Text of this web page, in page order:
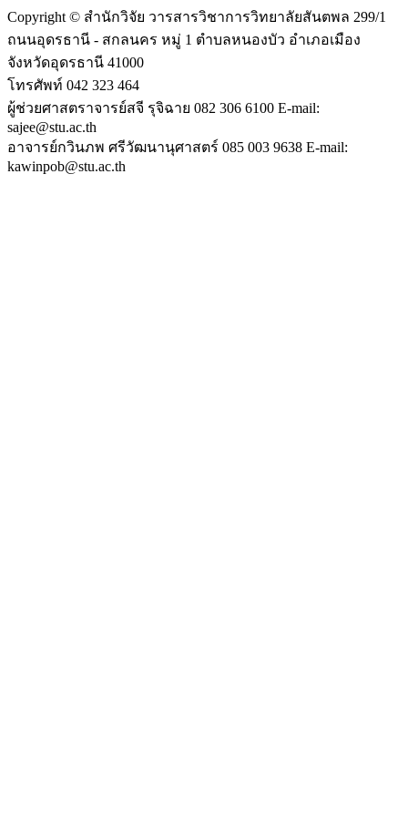
Copyright © สำนักวิจัย วารสารวิชาการวิทยาลัยสันตพล 299/1
ถนนอุดรธานี - สกลนคร หมู่ 1 ตำบลหนองบัว อำเภอเมือง
จังหวัดอุดรธานี 41000
โทรศัพท์ 042 323 464
ผู้ช่วยศาสตราจารย์สจี รุจิฉาย 082 306 6100 E-mail:
sajee@stu.ac.th
อาจารย์กวินภพ ศรีวัฒนานุศาสตร์ 085 003 9638 E-mail:
kawinpob@stu.ac.th